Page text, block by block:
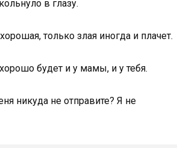
в глазу.
только злая иногда и плачет.
будет и у мамы, и у тебя.
никуда не отправите? Я не